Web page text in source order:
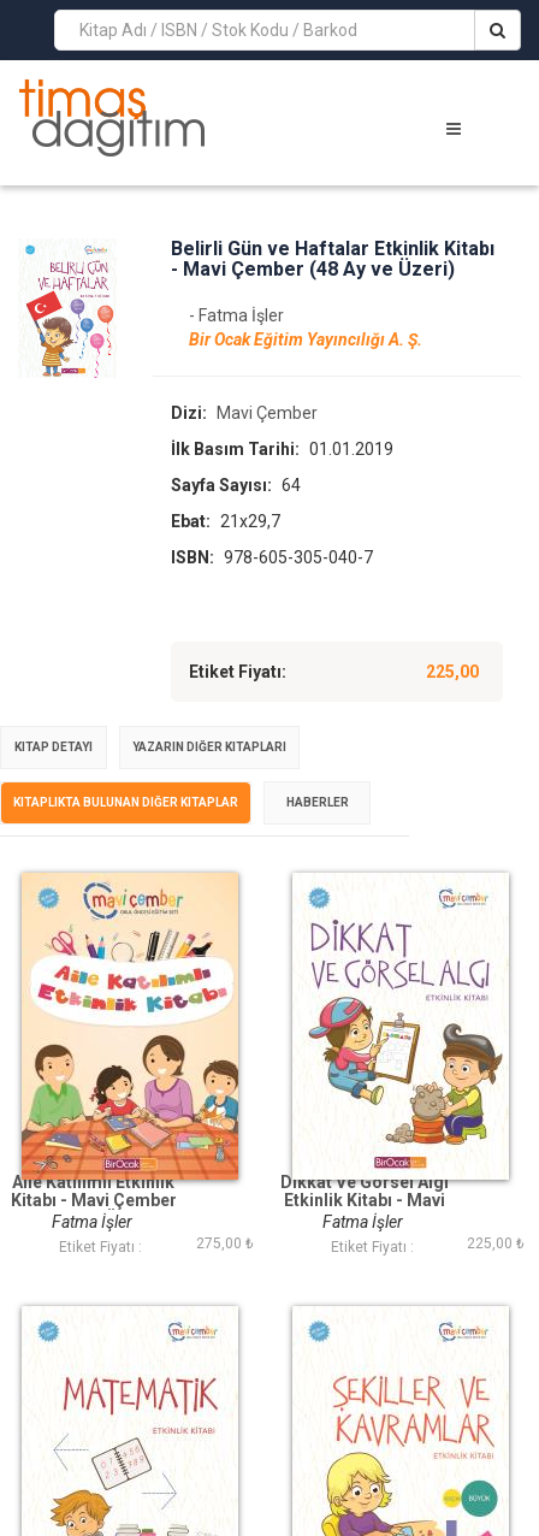
>
Belirli Gün ve Haftalar Etkinlik Kitabı
- Mavi Çember (48 Ay ve Üzeri)
- Fatma İşler
Bir Ocak Eğitim Yayıncılığı A. Ş.
Dizi:
Mavi Çember
İlk Basım Tarihi: 01.01.2019
Sayfa Sayısı: 64
Ebat:
21x29,7
ISBN: 978-605-305-040-7
Etiket Fiyatı: 225,00
KITAP DETAYI YAZARIN DIĞER KITAPLARI
KITAPLIKTA BULUNAN DIĞER KITAPLAR HABERLER
Aile Katılımlı Etkinlik
Kitabı - Mavi Çember
(48 Ay ve Üzeri)
Fatma İşler
Etiket Fiyatı : 275,00 ₺
Dikkat Ve Görsel Algı
Etkinlik Kitabı - Mavi
Çember (48 Ay ve
Üzeri)
Fatma İşler
Etiket Fiyatı : 225,00 ₺